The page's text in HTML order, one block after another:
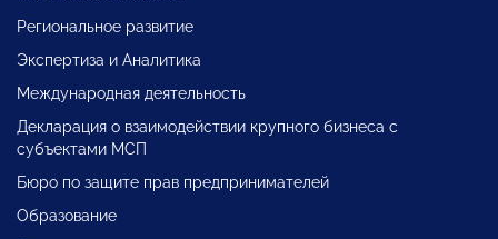
Региональное развитие
Экспертиза и Аналитика
Международная деятельность
Декларация о взаимодействии крупного бизнеса с
субъектами МСП
Бюро по защите прав предпринимателей
Образование